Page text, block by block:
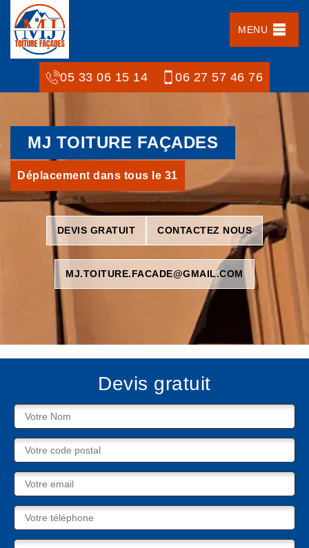
MENU
05 33 06 15 14 06 27 57 46 76
MJ TOITURE FAÇADES
Déplacement dans tous le 31
DEVIS GRATUIT CONTACTEZ NOUS
MJ.TOITURE.FACADE@GMAIL.COM
Devis gratuit